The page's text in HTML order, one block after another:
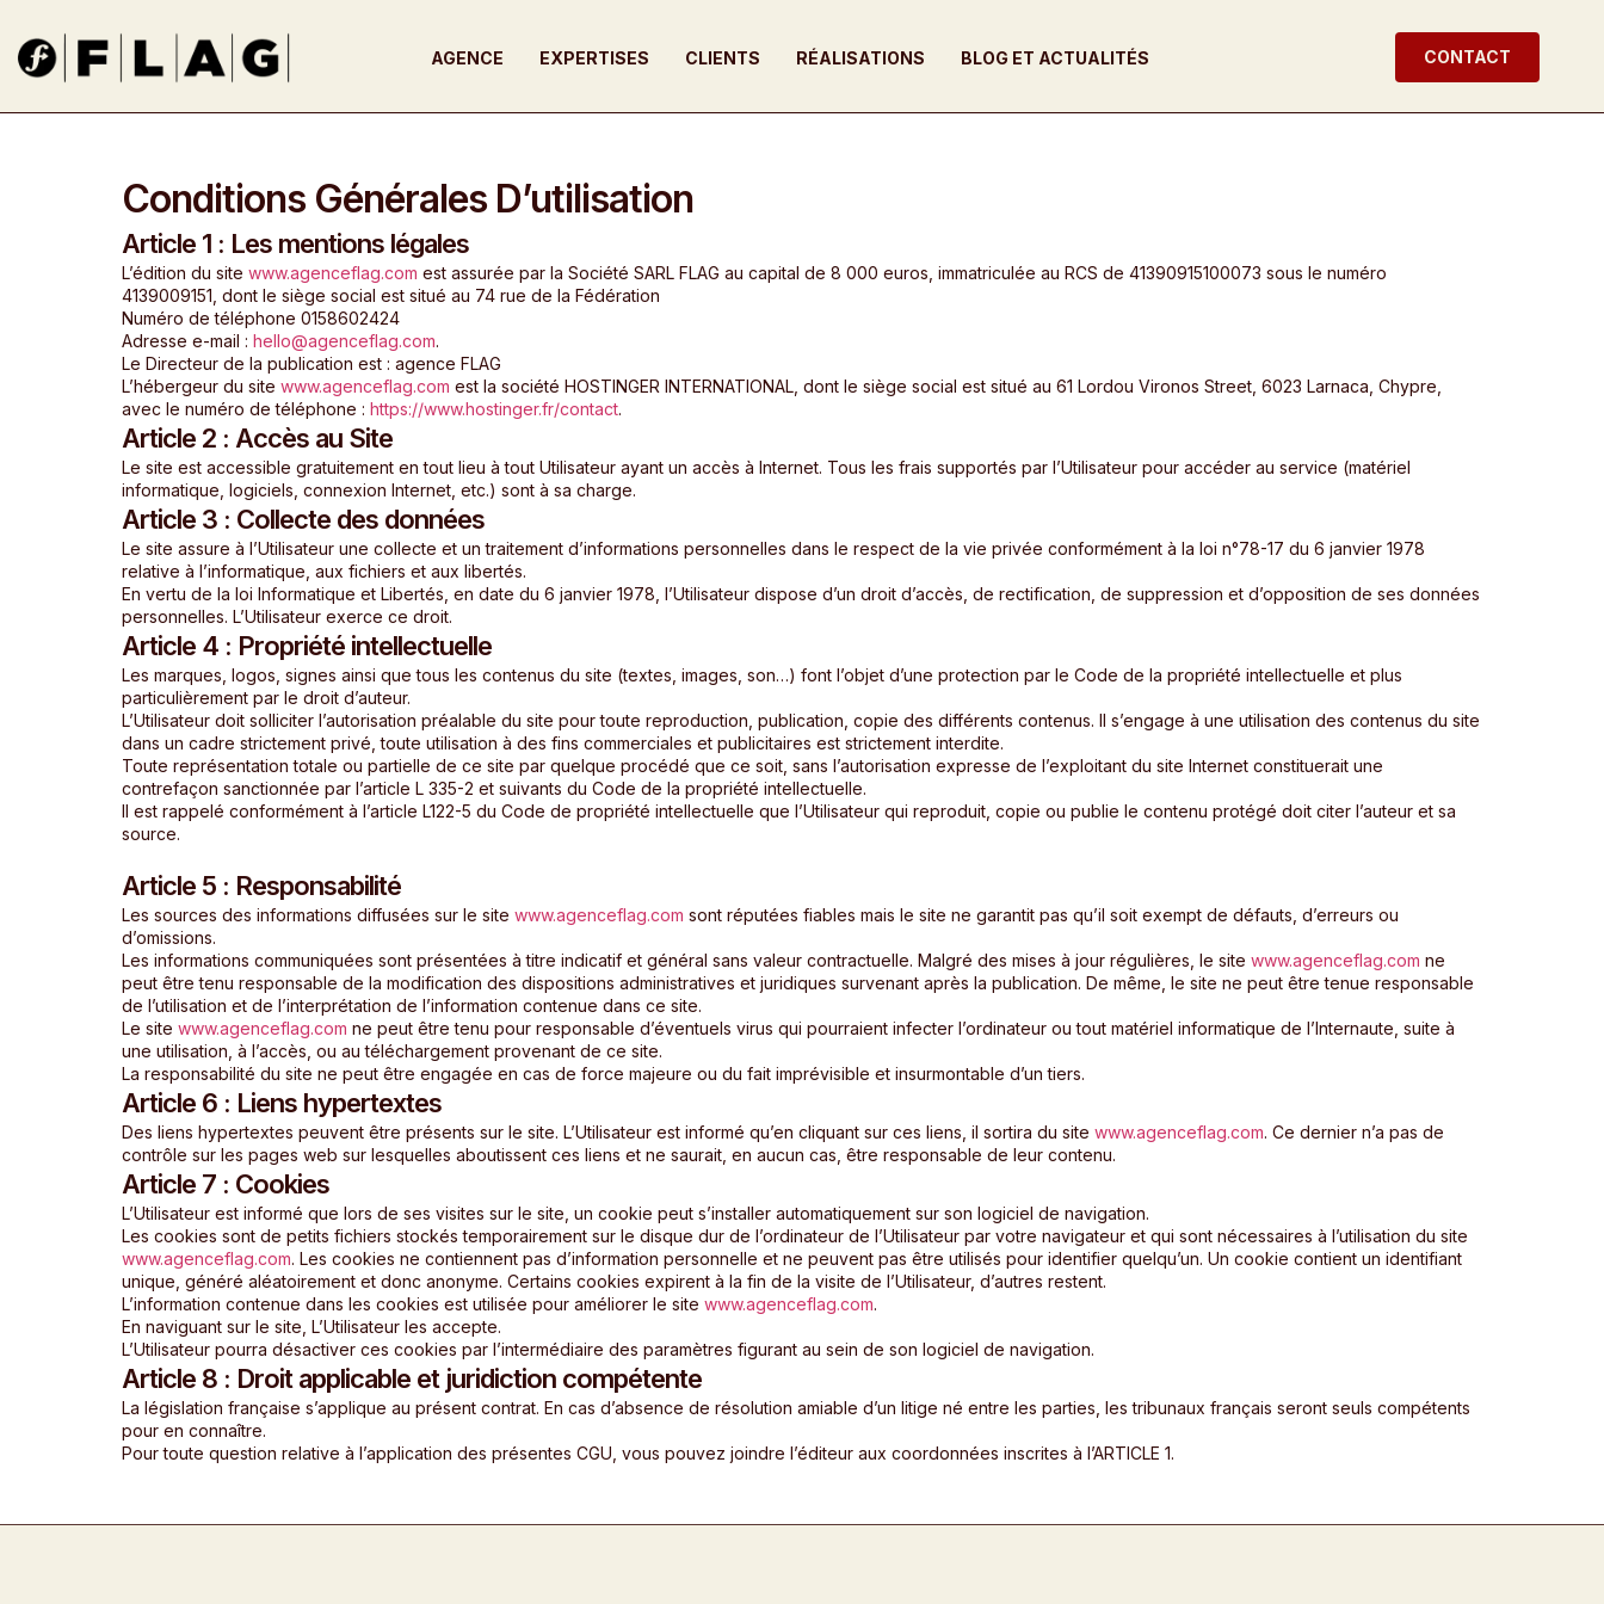
AGENCE EXPERTISES CLIENTS RÉALISATIONS BLOG ET ACTUALITÉS CONTACT
Conditions Générales D’utilisation
Article 1 : Les mentions légales
L’édition du site www.agenceflag.com est assurée par la Société SARL FLAG au capital de 8 000 euros, immatriculée au RCS de 41390915100073 sous le numéro
4139009151, dont le siège social est situé au 74 rue de la Fédération
Numéro de téléphone 0158602424
Adresse e-mail : hello@agenceflag.com.
Le Directeur de la publication est : agence FLAG
L’hébergeur du site www.agenceflag.com est la société HOSTINGER INTERNATIONAL, dont le siège social est situé au 61 Lordou Vironos Street, 6023 Larnaca, Chypre,
avec le numéro de téléphone : https://www.hostinger.fr/contact.
Article 2 : Accès au Site
Le site est accessible gratuitement en tout lieu à tout Utilisateur ayant un accès à Internet. Tous les frais supportés par l’Utilisateur pour accéder au service (matériel
informatique, logiciels, connexion Internet, etc.) sont à sa charge.
Article 3 : Collecte des données
Le site assure à l’Utilisateur une collecte et un traitement d’informations personnelles dans le respect de la vie privée conformément à la loi n°78-17 du 6 janvier 1978
relative à l’informatique, aux fichiers et aux libertés.
En vertu de la loi Informatique et Libertés, en date du 6 janvier 1978, l’Utilisateur dispose d’un droit d’accès, de rectification, de suppression et d’opposition de ses données
personnelles. L’Utilisateur exerce ce droit.
Article 4 : Propriété intellectuelle
Les marques, logos, signes ainsi que tous les contenus du site (textes, images, son…) font l’objet d’une protection par le Code de la propriété intellectuelle et plus
particulièrement par le droit d’auteur.
L’Utilisateur doit solliciter l’autorisation préalable du site pour toute reproduction, publication, copie des différents contenus. Il s’engage à une utilisation des contenus du site
dans un cadre strictement privé, toute utilisation à des fins commerciales et publicitaires est strictement interdite.
Toute représentation totale ou partielle de ce site par quelque procédé que ce soit, sans l’autorisation expresse de l’exploitant du site Internet constituerait une
contrefaçon sanctionnée par l’article L 335-2 et suivants du Code de la propriété intellectuelle.
Il est rappelé conformément à l’article L122-5 du Code de propriété intellectuelle que l’Utilisateur qui reproduit, copie ou publie le contenu protégé doit citer l’auteur et sa
source.
Article 5 : Responsabilité
Les sources des informations diffusées sur le site www.agenceflag.com sont réputées fiables mais le site ne garantit pas qu’il soit exempt de défauts, d’erreurs ou
d’omissions.
Les informations communiquées sont présentées à titre indicatif et général sans valeur contractuelle. Malgré des mises à jour régulières, le site www.agenceflag.com ne
peut être tenu responsable de la modification des dispositions administratives et juridiques survenant après la publication. De même, le site ne peut être tenue responsable
de l’utilisation et de l’interprétation de l’information contenue dans ce site.
Le site www.agenceflag.com ne peut être tenu pour responsable d’éventuels virus qui pourraient infecter l’ordinateur ou tout matériel informatique de l’Internaute, suite à
une utilisation, à l’accès, ou au téléchargement provenant de ce site.
La responsabilité du site ne peut être engagée en cas de force majeure ou du fait imprévisible et insurmontable d’un tiers.
Article 6 : Liens hypertextes
Des liens hypertextes peuvent être présents sur le site. L’Utilisateur est informé qu’en cliquant sur ces liens, il sortira du site www.agenceflag.com. Ce dernier n’a pas de
contrôle sur les pages web sur lesquelles aboutissent ces liens et ne saurait, en aucun cas, être responsable de leur contenu.
Article 7 : Cookies
L’Utilisateur est informé que lors de ses visites sur le site, un cookie peut s’installer automatiquement sur son logiciel de navigation.
Les cookies sont de petits fichiers stockés temporairement sur le disque dur de l’ordinateur de l’Utilisateur par votre navigateur et qui sont nécessaires à l’utilisation du site
www.agenceflag.com. Les cookies ne contiennent pas d’information personnelle et ne peuvent pas être utilisés pour identifier quelqu’un. Un cookie contient un identifiant
unique, généré aléatoirement et donc anonyme. Certains cookies expirent à la fin de la visite de l’Utilisateur, d’autres restent.
L’information contenue dans les cookies est utilisée pour améliorer le site www.agenceflag.com.
En naviguant sur le site, L’Utilisateur les accepte.
L’Utilisateur pourra désactiver ces cookies par l’intermédiaire des paramètres figurant au sein de son logiciel de navigation.
Article 8 : Droit applicable et juridiction compétente
La législation française s’applique au présent contrat. En cas d’absence de résolution amiable d’un litige né entre les parties, les tribunaux français seront seuls compétents
pour en connaître.
Pour toute question relative à l’application des présentes CGU, vous pouvez joindre l’éditeur aux coordonnées inscrites à l’ARTICLE 1.